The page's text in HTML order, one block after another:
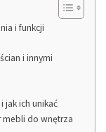
i funkcji
i innymi
jak ich unikać
mebli do wnętrza